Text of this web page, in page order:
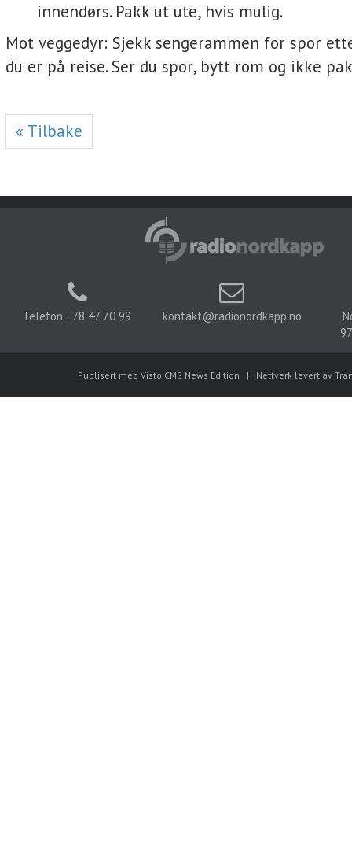
innendørs. Pakk ut ute, hvis mulig.
Mot veggedyr: Sjekk sengerammen for spor
du er på reise. Ser du spor, bytt rom og ikke
« Tilbake
Telefon : 78 47 70 99 kontakt@radionordkapp.no
Publisert med Visto CMS News Edition | Nettverk levert av